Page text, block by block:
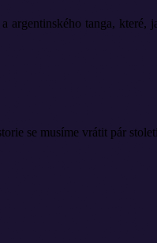
tanga, které,
se musíme vrátit pár